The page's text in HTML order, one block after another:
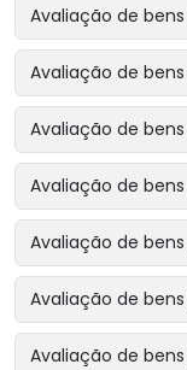
Avaliação de
Avaliação de
Avaliação de
Avaliação de
Avaliação de
Avaliação de
Avaliação de